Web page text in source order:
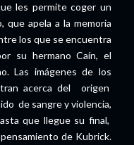
les permite coger un
que apela a la memoria
los que se encuentra
su hermano Caín, el
Las imágenes de los
acerca del origen
de sangre y violencia,
que llegue su final,
de Kubrick.